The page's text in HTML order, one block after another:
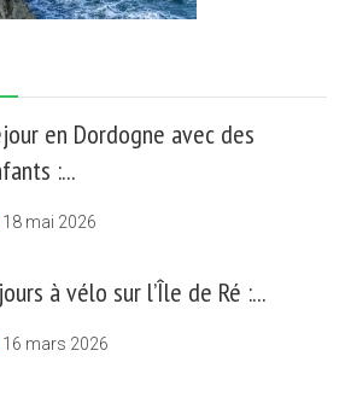
en Dordogne avec des
:...
18 mai 2026
à vélo sur l’Île de Ré :...
16 mars 2026